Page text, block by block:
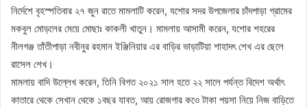
নির্দেশে বৃহস্পতিবার ২৭ জুন রাতে মামলাটি করেন, যশোর সদর উপজেলার চাঁদপাড়া গ্রামের
মকবুল মোড়লের মেয়ে মোছাঃ কাকলী খাতুন। মামলায় আসামী করেন, যশোর শহরের
নীলগঞ্জ তাঁতীপাড়া নবীনুর রহমান ইঞ্জিনিয়ার এর বাড়ির ভাড়াটিয়া শাহাদৎ শেখ এর ছেলে
রাসেল শেখ।
মামলায় বাদি উল্লেখ করেন, তিনি বিগত ২০২১ সাল হতে ২২ সালে পর্যন্ত বিদেশ অর্থাৎ
কাতারে থেকে সেখান থেকে ১বছর যাবত, আয় রোজগার কওে টাকা পয়সা নিয়ে নিজ বাড়িতে